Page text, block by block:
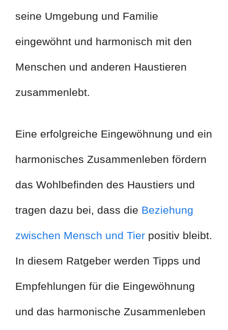
seine Umgebung und Familie
eingewöhnt und harmonisch mit den
Menschen und anderen Haustieren
zusammenlebt.
Eine erfolgreiche Eingewöhnung und ein
harmonisches Zusammenleben fördern
das Wohlbefinden des Haustiers und
tragen dazu bei, dass die Beziehung
zwischen Mensch und Tier positiv bleibt.
In diesem Ratgeber werden Tipps und
Empfehlungen für die Eingewöhnung
und das harmonische Zusammenleben